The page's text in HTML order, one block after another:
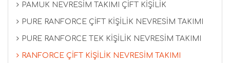
PAMUK NEVRESİM TAKIMI ÇİFT KİŞİLİK
PURE RANFORCE ÇİFT KİŞİLİK NEVRESİM TAKIMI
PURE RANFORCE TEK KİŞİLİK NEVRESİM TAKIMI
RANFORCE ÇİFT KİŞİLİK NEVRESİM TAKIMI